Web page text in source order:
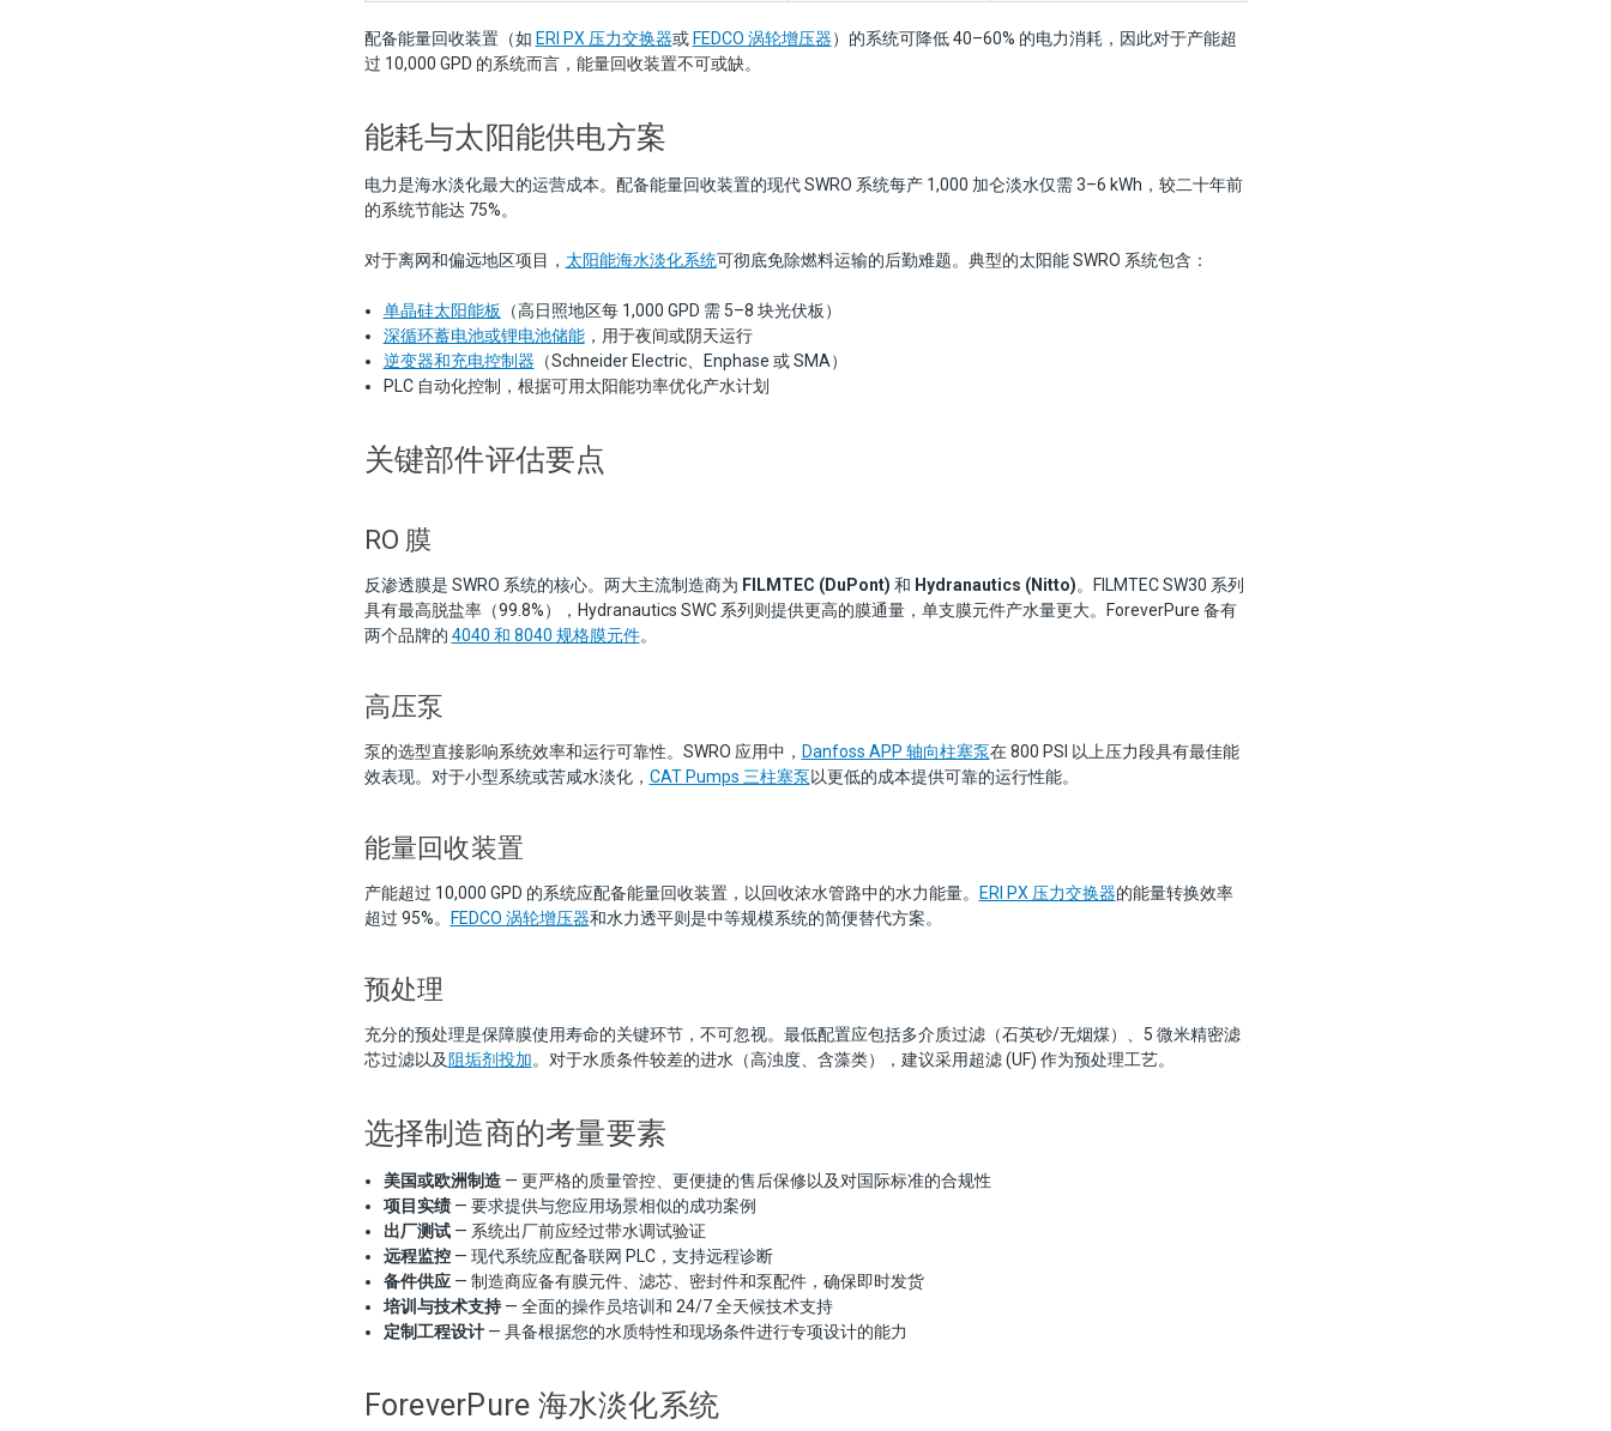
配备能量回收装置（如 ERI PX 压力交换器或 FEDCO 涡轮增压器）的系统可降低 40–60% 的电力消耗，因此对于产能超
过 10,000 GPD 的系统而言，能量回收装置不可或缺。
能耗与太阳能供电方案
电力是海水淡化最大的运营成本。配备能量回收装置的现代 SWRO 系统每产 1,000 加仑淡水仅需 3–6 kWh，较二十年前
的系统节能达 75%。
对于离网和偏远地区项目， 太阳能海水淡化系统可彻底免除燃料运输的后勤难题。典型的太阳能 SWRO 系统包含：
单晶硅太阳能板 （高日照地区每 1,000 GPD 需 5–8 块光伏板）
深循环蓄电池或锂电池储能，用于夜间或阴天运行
逆变器和充电控制器 （Schneider Electric、Enphase 或 SMA）
PLC 自动化控制，根据可用太阳能功率优化产水计划
关键部件评估要点
RO 膜
反渗透膜是 SWRO 系统的核心。两大主流制造商为 FILMTEC (DuPont) 和 Hydranautics (Nitto)。FILMTEC SW30 系列
具有最高脱盐率（99.8%），Hydranautics SWC 系列则提供更高的膜通量，单支膜元件产水量更大。ForeverPure 备有
两个品牌的 4040 和 8040 规格膜元件。
高压泵
泵的选型直接影响系统效率和运行可靠性。SWRO 应用中， Danfoss APP 轴向柱塞泵在 800 PSI 以上压力段具有最佳能
效表现。对于小型系统或苦咸水淡化， CAT Pumps 三柱塞泵以更低的成本提供可靠的运行性能。
能量回收装置
产能超过 10,000 GPD 的系统应配备能量回收装置，以回收浓水管路中的水力能量。 ERI PX 压力交换器的能量转换效率
超过 95%。
FEDCO 涡轮增压器和水力透平则是中等规模系统的简便替代方案。
预处理
充分的预处理是保障膜使用寿命的关键环节，不可忽视。最低配置应包括多介质过滤（石英砂/无烟煤）、5 微米精密滤
芯过滤以及 阻垢剂投加。对于水质条件较差的进水（高浊度、含藻类），建议采用超滤 (UF) 作为预处理工艺。
选择制造商的考量要素
美国或欧洲制造— 更严格的质量管控、更便捷的售后保修以及对国际标准的合规性
项目实绩— 要求提供与您应用场景相似的成功案例
出厂测试— 系统出厂前应经过带水调试验证
远程监控— 现代系统应配备联网 PLC，支持远程诊断
备件供应— 制造商应备有膜元件、滤芯、密封件和泵配件，确保即时发货
培训与技术支持— 全面的操作员培训和 24/7 全天候技术支持
定制工程设计— 具备根据您的水质特性和现场条件进行专项设计的能力
ForeverPure 海水淡化系统